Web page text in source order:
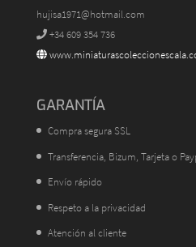
hujisa1971@hotmail.com
+34 609 354 736
GARANTÍA
Compra segura SSL
Transferencia, Bizum, Tarjeta o
Envío rápido
Respeto a la privacidad
Atención al cliente